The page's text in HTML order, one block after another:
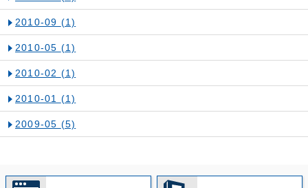
2010-09 (1)
2010-05 (1)
2010-02 (1)
2010-01 (1)
2009-05 (5)